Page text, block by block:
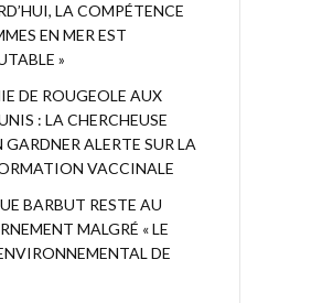
LA COMPÉTENCE
EN MER EST
»
DE ROUGEOLE AUX
: LA CHERCHEUSE
GARDNER ALERTE SUR LA
VACCINALE
BARBUT RESTE AU
MALGRÉ « LE
DE